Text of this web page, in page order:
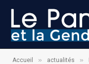
Accueil » actualités »